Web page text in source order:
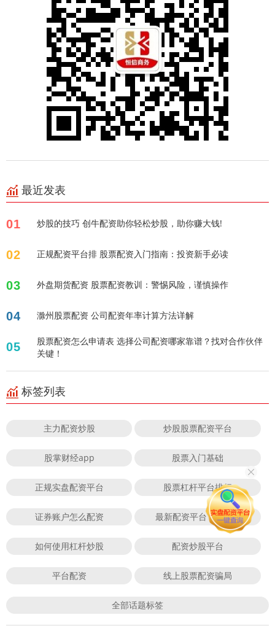
最近发表
01 炒股的技巧 创牛配资助你轻松炒股，助你赚大钱!
02 正规配资平台排 股票配资入门指南：投资新手必读
03 外盘期货配资 股票配资教训：警惕风险，谨慎操作
04 滁州股票配资 公司配资年率计算方法详解
05
股票配资怎么申请表 选择公司配资哪家靠谱？找对合作伙伴
关键！
标签列表
主力配资炒股 炒股股票配资平台
股掌财经app 股票入门基础
正规实盘配资平台 股票杠杆平台排行
证券账户怎么配资 最新配资平台下载app
如何使用杠杆炒股 配资炒股平台
平台配资 线上股票配资骗局
全部话题标签